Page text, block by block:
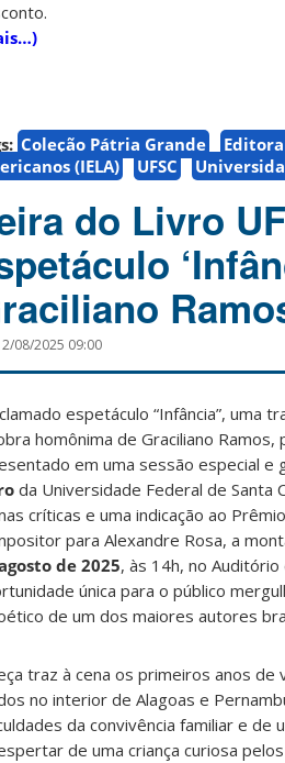
Coleção Pátria Grande
(IELA)
UFSC
do Livro
08/2025 09:00
espetáculo “Infância”, uma
homônima de Graciliano Ramos,
em uma sessão especial e
da Universidade Federal de Santa
críticas e uma indicação ao
para Alexandre Rosa, a
de 2025, às 14h, no Auditório
única para o público
de um dos maiores autores
traz à cena os primeiros anos de
no interior de Alagoas e
da convivência familiar e de
de uma criança curiosa